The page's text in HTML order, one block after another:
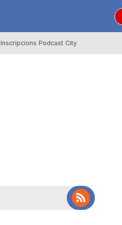
Inscripcions Podcast City